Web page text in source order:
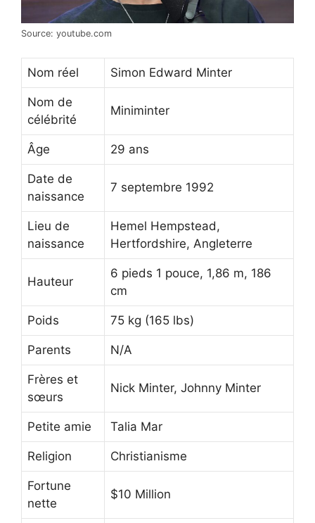
Source: youtube.com
Nom réel Simon Edward Minter
Nom de
célébrité
Miniminter
Âge 29 ans
Date de
naissance
7 septembre 1992
Lieu de
naissance
Hemel Hempstead,
Hertfordshire, Angleterre
Hauteur
6 pieds 1 pouce, 1,86 m, 186
cm
Poids 75 kg (165 lbs)
Parents N/A
Frères et
sœurs
Nick Minter, Johnny Minter
Petite amie Talia Mar
Religion Christianisme
Fortune
nette
$10 Million